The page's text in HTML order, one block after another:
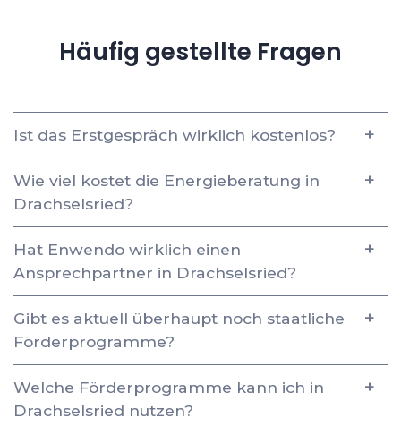
Häufig gestellte Fragen
Ist das Erstgespräch wirklich kostenlos?
Wie viel kostet die Energieberatung in
Drachselsried?
Hat Enwendo wirklich einen
Ansprechpartner in Drachselsried?
Gibt es aktuell überhaupt noch staatliche
Förderprogramme?
Welche Förderprogramme kann ich in
Drachselsried nutzen?